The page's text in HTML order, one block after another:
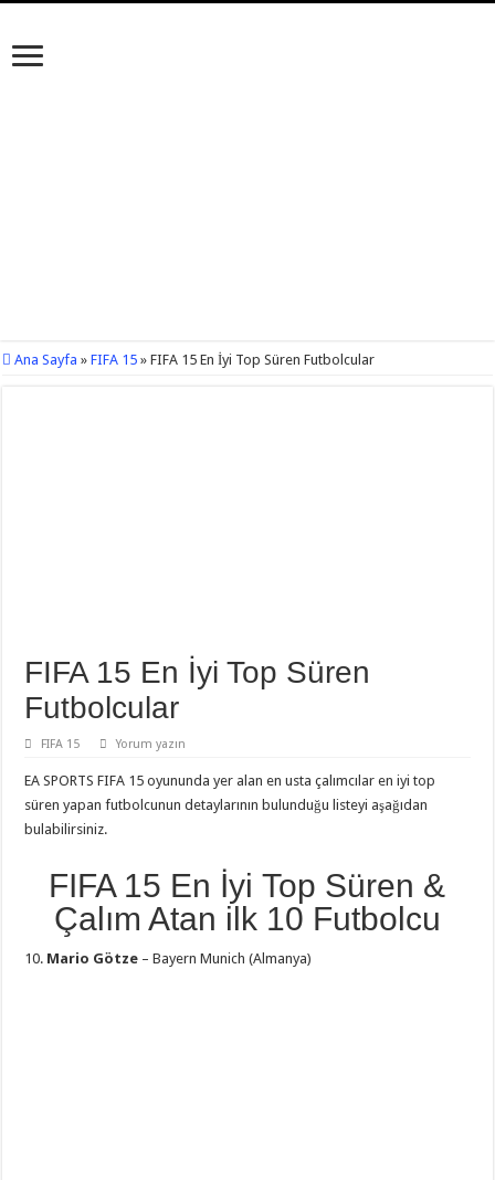
Ana Sayfa » FIFA 15 » FIFA 15 En İyi Top Süren Futbolcular
FIFA 15 En İyi Top Süren
Futbolcular
FIFA 15 Yorum yazın
EA SPORTS FIFA 15 oyununda yer alan en usta çalımcılar en iyi top
süren yapan futbolcunun detaylarının bulunduğu listeyi aşağıdan
bulabilirsiniz.
FIFA 15 En İyi Top Süren &
Çalım Atan ilk 10 Futbolcu
10. Mario Götze – Bayern Munich (Almanya)